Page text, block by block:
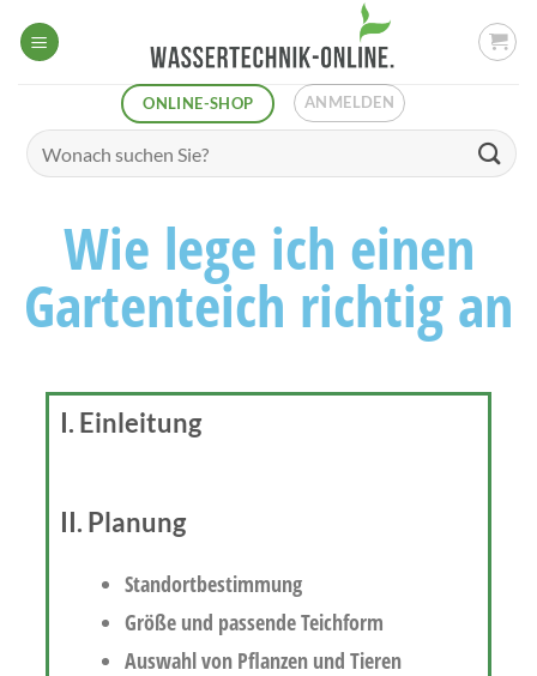
ONLINE-SHOP ANMELDEN
Wie lege ich einen
Gartenteich richtig an
I. Einleitung
II. Planung
Standortbestimmung
Größe und passende Teichform
Auswahl von Pflanzen und Tieren